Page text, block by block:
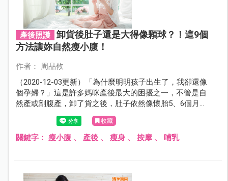
產後照護
卸貨後肚子還是大得像顆球？！這9個
方法讓妳自然瘦小腹！
作者： 周品攸
（2020-12-03更新）「為什麼明明孩子出生了，我卻還像
個孕婦？」這是許多媽咪產後最大的困擾之一，不管是自
然產或剖腹產，卸了貨之後，肚子依然像懷胎5、6個月
般，但偏偏哺乳又需要更多營養才有奶水餵寶寶，恢復孕
前身材似乎更加困難了……收藏
關鍵字： 瘦小腹、 產後、 瘦身、 按摩、 哺乳